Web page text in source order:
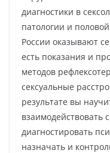
диагностики в
патологии и
России оказывают
есть показания и
методов
сексуальные
результате вы
взаимодействовать
диагностировать
назначать и